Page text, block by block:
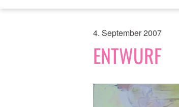
4. September 2007
ENTWURF